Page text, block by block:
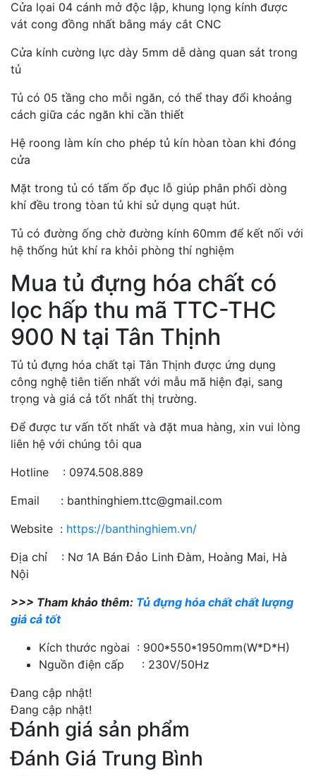
Cửa lọai 04 cánh mở độc lập, khung lọng kính được
vát cong đồng nhất bằng máy cắt CNC
Cửa kính cường lực dày 5mm dễ dàng quan sát trong
tủ
Tủ có 05 tầng cho mỗi ngăn, có thể thay đổi khoảng
cách giữa các ngăn khi cần thiết
Hệ roong làm kín cho phép tủ kín hòan tòan khi đóng
cửa
Mặt trong tủ có tấm ốp đục lỗ giúp phân phối dòng
khí đều trong tòan tủ khi sử dụng quạt hút.
Tủ có đường ống chờ đường kính 60mm để kết nối với
hệ thống hút khí ra khỏi phòng thí nghiệm
Mua tủ đựng hóa chất có
lọc hấp thu mã TTC-THC
900 N tại Tân Thịnh
Tủ tủ đựng hóa chất tại Tân Thịnh được ứng dụng
công nghệ tiên tiến nhất với mẫu mã hiện đại, sang
trọng và giá cả tốt nhất thị trường.
Để được tư vấn tốt nhất và đặt mua hàng, xin vui lòng
liên hệ với chúng tôi qua
Hotline : 0974.508.889
Email : banthinghiem.ttc@gmail.com
Website : https://banthinghiem.vn/
Địa chỉ : Nơ 1A Bán Đảo Linh Đàm, Hoàng Mai, Hà
Nội
>>> Tham khảo thêm: Tủ đựng hóa chất chất lượng
giá cả tốt
Kích thước ngòai : 900*550*1950mm(W*D*H)
Nguồn điện cấp : 230V/50Hz
Đang cập nhật!
Đang cập nhật!
Đánh giá sản phẩm
Đánh Giá Trung Bình